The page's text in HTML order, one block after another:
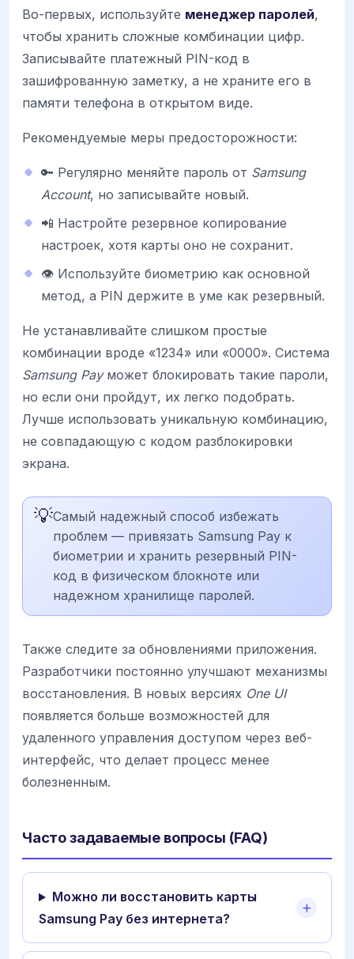
Во-первых, используйте менеджер паролей,
чтобы хранить сложные комбинации цифр.
Записывайте платежный PIN-код в
зашифрованную заметку, а не храните его в
памяти телефона в открытом виде.
Рекомендуемые меры предосторожности:
🔑 Регулярно меняйте пароль от Samsung
Account, но записывайте новый.
📲 Настройте резервное копирование
настроек, хотя карты оно не сохранит.
👁️ Используйте биометрию как основной
метод, а PIN держите в уме как резервный.
Не устанавливайте слишком простые
комбинации вроде «1234» или «0000». Система
Samsung Payможет блокировать такие пароли,
но если они пройдут, их легко подобрать.
Лучше использовать уникальную комбинацию,
не совпадающую с кодом разблокировки
экрана.
💡Самый надежный способ избежать
проблем — привязать Samsung Pay к
биометрии и хранить резервный PIN-
код в физическом блокноте или
надежном хранилище паролей.
Также следите за обновлениями приложения.
Разработчики постоянно улучшают механизмы
восстановления. В новых версиях One UI
появляется больше возможностей для
удаленного управления доступом через веб-
интерфейс, что делает процесс менее
болезненным.
Часто задаваемые вопросы (FAQ)
Можно ли восстановить карты
Samsung Pay без интернета?